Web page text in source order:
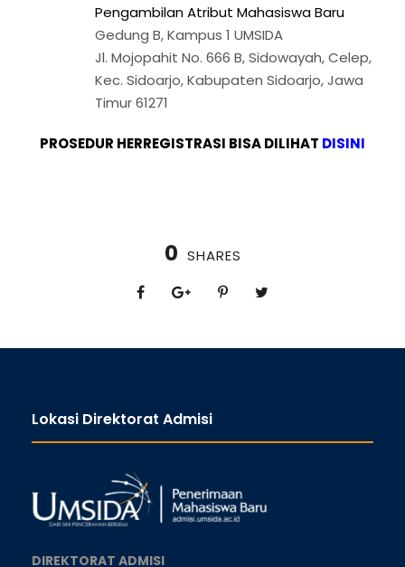
Pengambilan Atribut Mahasiswa Baru
Gedung B, Kampus 1 UMSIDA
Jl. Mojopahit No. 666 B, Sidowayah, Celep,
Kec. Sidoarjo, Kabupaten Sidoarjo, Jawa
Timur 61271
PROSEDUR HERREGISTRASI BISA DILIHAT DISINI
0 SHARES
Lokasi Direktorat Admisi
DIREKTORAT ADMISI